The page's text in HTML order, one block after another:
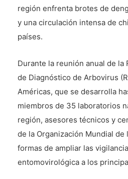
región enfrenta brotes de
y una circulación intensa de
países.
Durante la reunión anual de la
de Diagnóstico de Arbovirus
Américas, que se desarrolla
miembros de 35 laboratorios
región, asesores técnicos y
de la Organización Mundial de
formas de ampliar las
entomovirológica a los